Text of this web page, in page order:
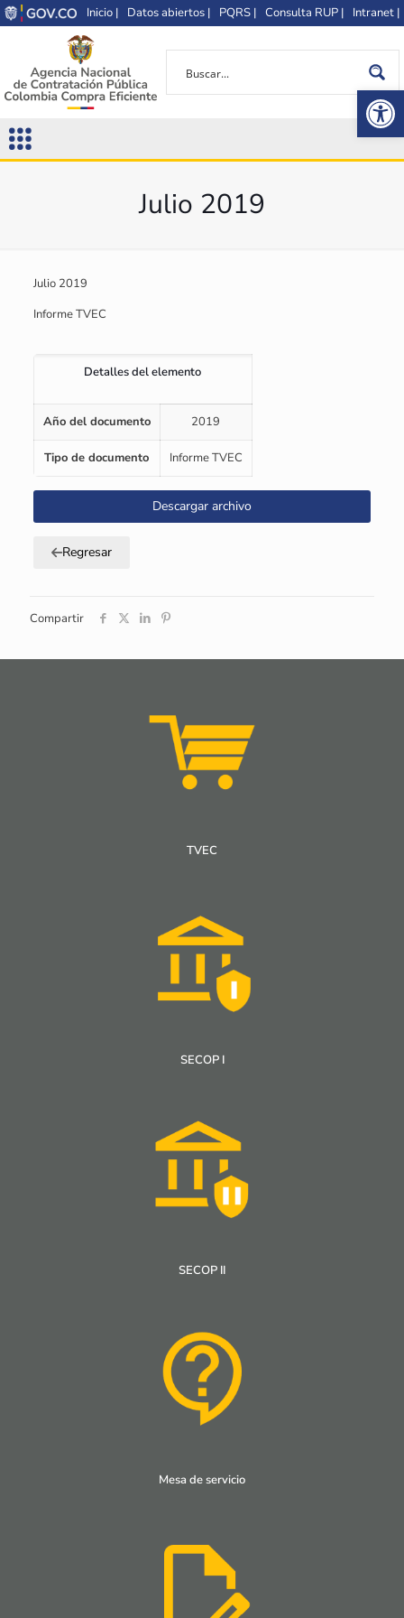
Inicio | Datos abiertos | PQRS | Consulta RUP | Intranet |
Julio 2019
Julio 2019
Informe TVEC
Detalles del elemento
Año del documento 2019
Tipo de documento Informe TVEC
Descargar archivo
Regresar
Compartir
TVEC
SECOP I
SECOP II
Mesa de servicio